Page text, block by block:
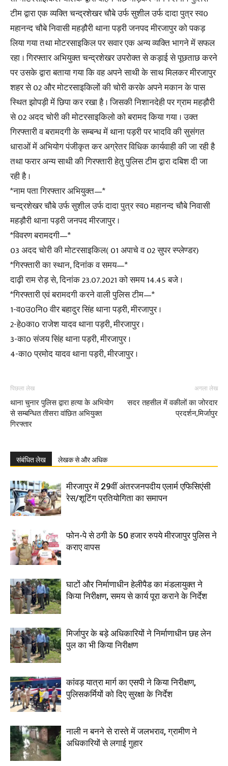
टीम द्वारा एक व्यक्ति चन्द्रशेखर चौबे उर्फ सुशील उर्फ दादा पुत्र स्व0
महानन्द चौबे निवासी महड़ौरी थाना पड़री जनपद मीरजापुर को पकड़
लिया गया तथा मोटरसाइकिल पर सवार एक अन्य व्यक्ति भागने में सफल
रहा । गिरफ्तार अभियुक्त चन्द्रशेखर उपरोक्त से कड़ाई से पूछताछ करने
पर उसके द्वारा बताया गया कि वह अपने साथी के साथ मिलकर मीरजापुर
शहर से 02 और मोटरसाइकिलों की चोरी करके अपने मकान के पास
स्थित झोपड़ी में छिपा कर रखा है । जिसकी निशानदेही पर ग्राम महड़ौरी
से 02 अदद चोरी की मोटरसाइकिलो को बरामद किया गया । उक्त
गिरफ्तारी व बरामदगी के सम्बन्ध में थाना पड़री पर भादवि की सुसंगत
धाराओं में अभियोग पंजीकृत कर अग्रेतर विधिक कार्यवाही की जा रही है
तथा फरार अन्य साथी की गिरफ्तारी हेतु पुलिस टीम द्वारा दबिश दी जा
रही है ।
*नाम पता गिरफ्तार अभियुक्त—*
चन्द्रशेखर चौबे उर्फ सुशील उर्फ दादा पुत्र स्व0 महानन्द चौबे निवासी
महड़ौरी थाना पड़री जनपद मीरजापुर ।
*विवरण बरामदगी—*
03 अदद चोरी की मोटरसाइकिल( 01 अपाचे व 02 सुपर स्प्लेण्डर)
*गिरफ्तारी का स्थान, दिनांक व समय—*
दाढ़ी राम रोड़ से, दिनांक 23.07.2021 को समय 14.45 बजे ।
*गिरफ्तारी एवं बरामदगी करने वाली पुलिस टीम—*
1-व0उ0नि0 वीर बहादुर सिंह थाना पड़री, मीरजापुर ।
2-हे0का0 राजेश यादव थाना पड़री, मीरजापुर ।
3-का0 संजय सिंह थाना पड़री, मीरजापुर ।
4-का0 प्रमोद यादव थाना पड़री, मीरजापुर ।
पिछला लेख
थाना चुनार पुलिस द्वारा हत्या के अभियोग
से सम्बन्धित तीसरा वांछित अभियुक्त
गिरफ्तार
अगला लेख
सदर तहसील में वकीलों का जोरदार
प्रदर्शन,मिर्जापुर
संबंधित लेख लेखक से और अधिक
मीरजापुर में 29वीं अंतरजनपदीय एलार्म एफिसिएंसी
रेस/शूटिंग प्रतियोगिता का समापन
फोन-पे से ठगी के 50 हजार रुपये मीरजापुर पुलिस ने
कराए वापस
घाटों और निर्माणाधीन हेलीपैड का मंडलायुक्त ने
किया निरीक्षण, समय से कार्य पूरा कराने के निर्देश
मिर्जापुर के बड़े अधिकारियों ने निर्माणाधीन छह लेन
पुल का भी किया निरीक्षण
कांवड़ यात्रा मार्ग का एसपी ने किया निरीक्षण,
पुलिसकर्मियों को दिए सुरक्षा के निर्देश
नाली न बनने से रास्ते में जलभराव, ग्रामीण ने
अधिकारियों से लगाई गुहार